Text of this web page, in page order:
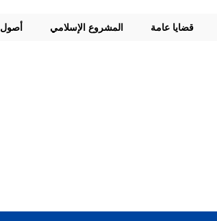
أصول المشروع الإسلامي قضايا عامة